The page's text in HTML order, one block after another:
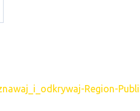
Region-